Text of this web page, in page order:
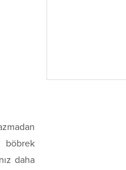
böbrek
daha